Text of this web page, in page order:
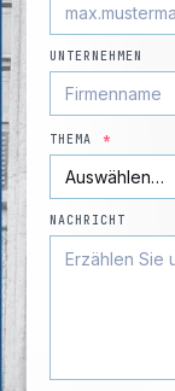
UNTERNEHMEN
THEMA *
NACHRICHT